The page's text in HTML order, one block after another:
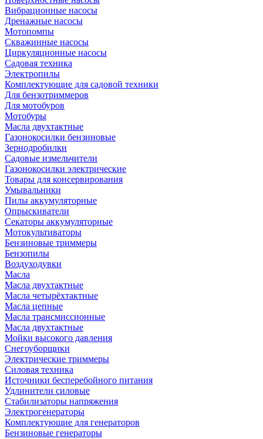
Вибрационные насосы
Дренажные насосы
Мотопомпы
Скважинные насосы
Циркуляционные насосы
Садовая техника
Электропилы
Комплектующие для садовой техники
Для бензотриммеров
Для мотобуров
Мотобуры
Масла двухтактные
Газонокосилки бензиновые
Зернодробилки
Садовые измельчители
Газонокосилки электрические
Товары для консервирования
Умывальники
Пилы аккумуляторные
Опрыскиватели
Секаторы аккумуляторные
Мотокультиваторы
Бензиновые триммеры
Бензопилы
Воздуходувки
Масла
Масла двухтактные
Масла четырёхтактные
Масла цепные
Масла трансмиссионные
Масла двухтактные
Мойки высокого давления
Снегоуборщики
Электрические триммеры
Силовая техника
Источники бесперебойного питания
Удлинители силовые
Стабилизаторы напряжения
Электрогенераторы
Комплектующие для генераторов
Бензиновые генераторы